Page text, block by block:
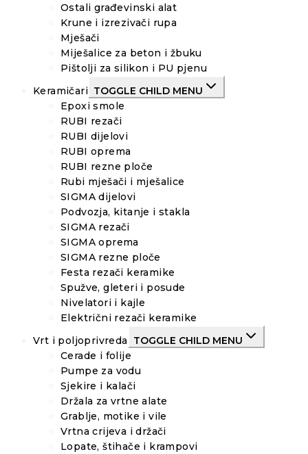
Ostali građevinski alat
Krune i izrezivači rupa
Mješači
Miješalice za beton i žbuku
Pištolji za silikon i PU pjenu
Keramičari TOGGLE CHILD MENU
Epoxi smole
RUBI rezači
RUBI dijelovi
RUBI oprema
RUBI rezne ploče
Rubi mješači i mješalice
SIGMA dijelovi
Podvozja, kitanje i stakla
SIGMA rezači
SIGMA oprema
SIGMA rezne ploče
Festa rezači keramike
Spužve, gleteri i posude
Nivelatori i kajle
Električni rezači keramike
Vrt i poljoprivreda
TOGGLE CHILD MENU
Cerade i folije
Pumpe za vodu
Sjekire i kalači
Držala za vrtne alate
Grablje, motike i vile
Vrtna crijeva i držači
Lopate, štihače i krampovi